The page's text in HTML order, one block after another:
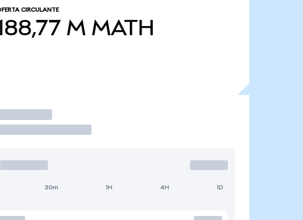
CIRCULANTE
M MATH
30m 1H 4H 1D